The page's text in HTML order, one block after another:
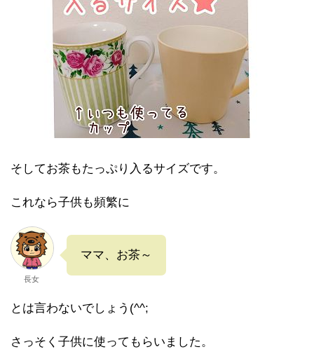
そしてお茶もたっぷり入るサイズです。
これなら子供も頻繁に
長女
ママ、お茶～
とは言わないでしょう(^^;
さっそく子供に使ってもらいました。